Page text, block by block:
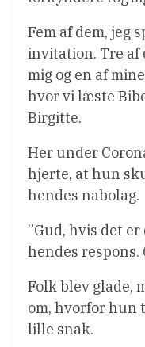
Fem af dem, jeg
invitation. Tre af
mig og en af
hvor vi læste
Birgitte.
Her under
hjerte, at hun
hendes nabolag.
”Gud, hvis det er
hendes respons.
Folk blev glade,
om, hvorfor hun
lille snak.